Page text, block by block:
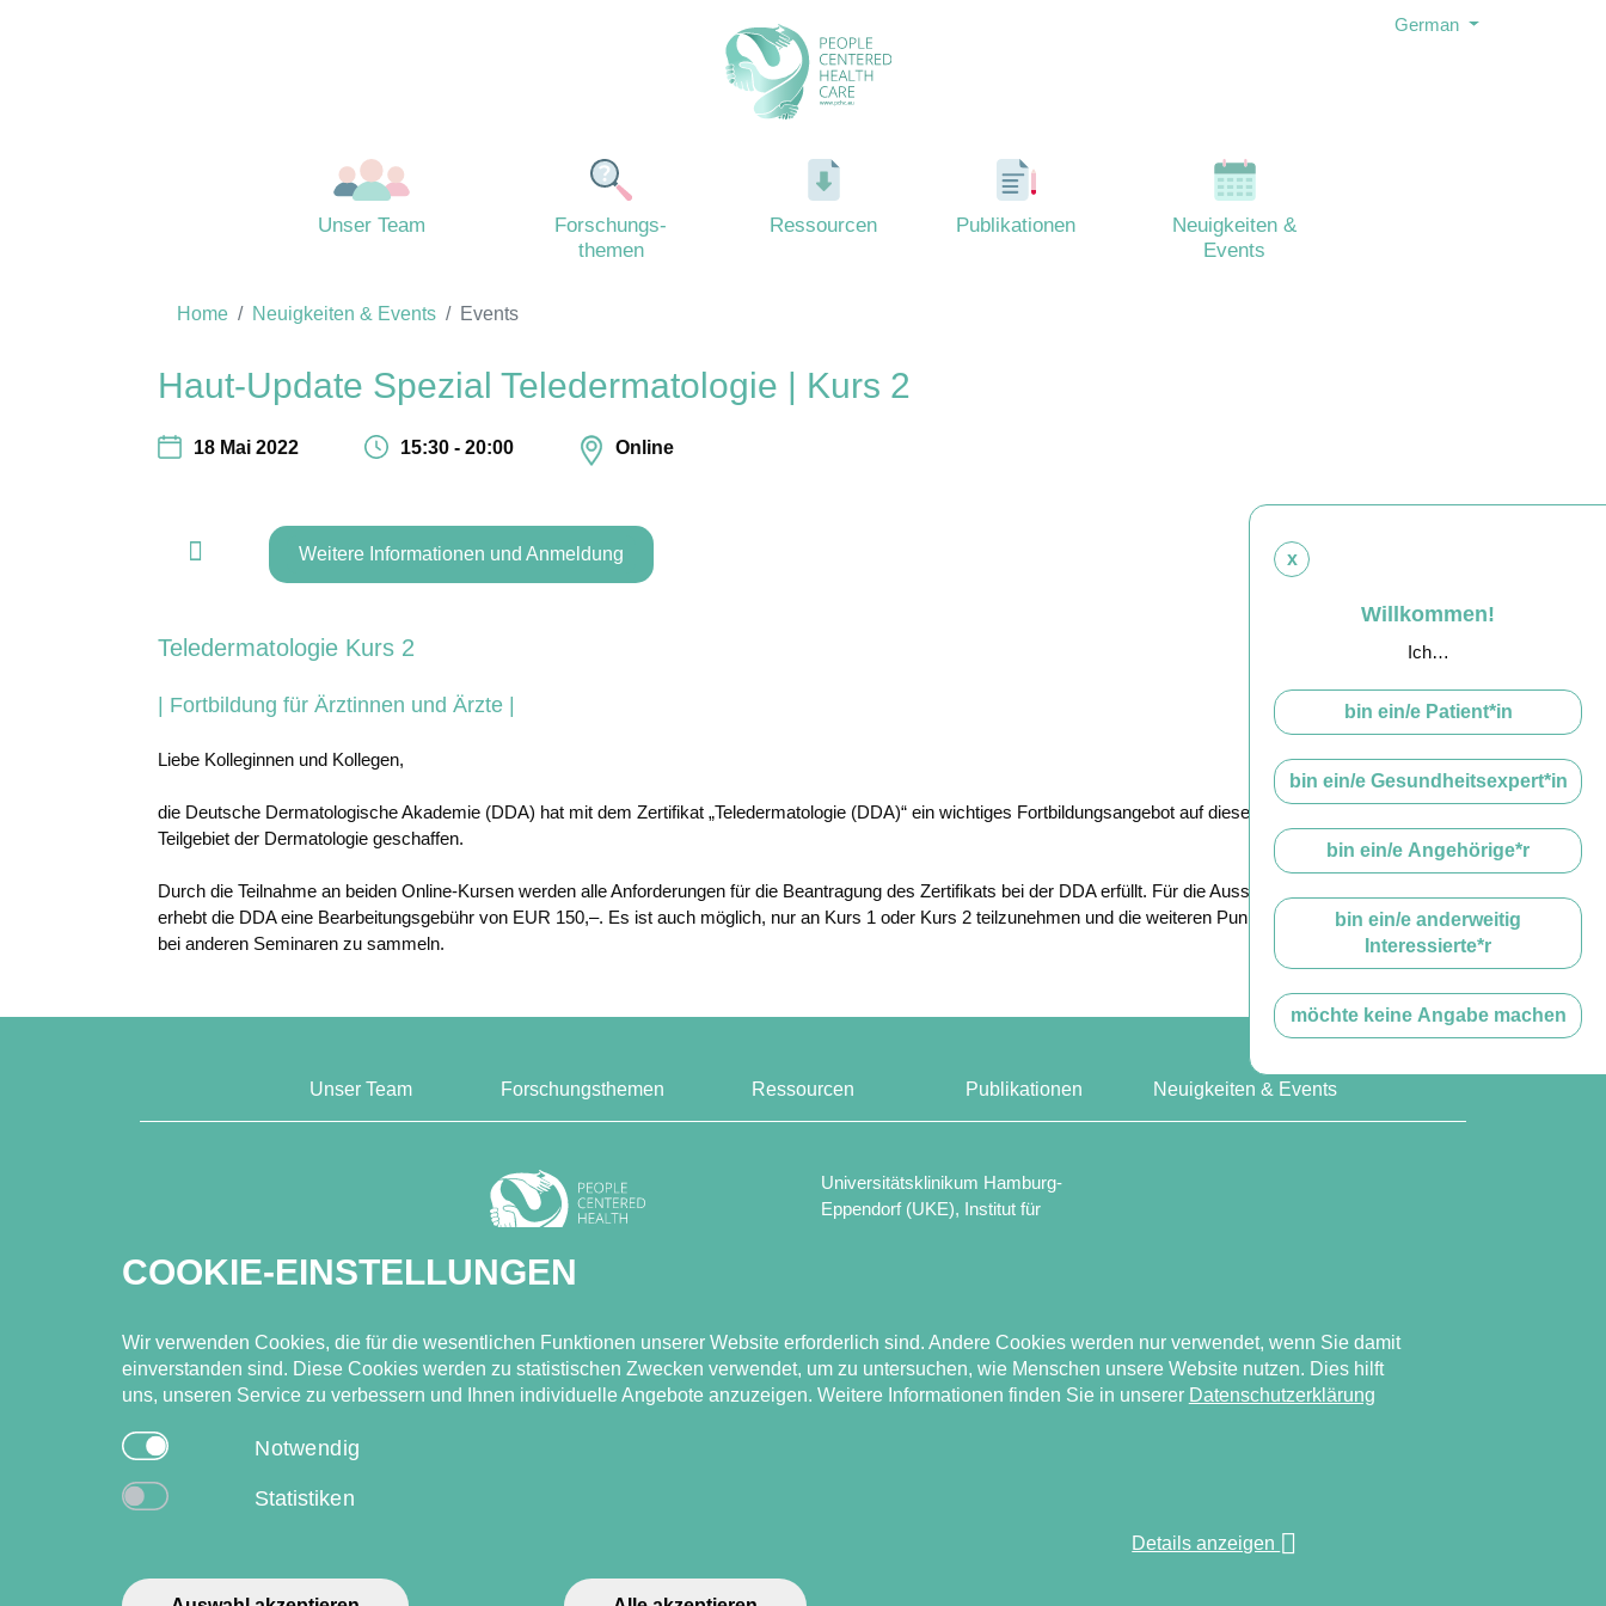
German
Unser Team
Forschungs-
themen
Ressourcen Publikationen
Neuigkeiten &
Events
Home Neuigkeiten & Events Events
Haut-Update Spezial Teledermatologie | Kurs 2
18 Mai 2022 15:30 - 20:00 Online
Weitere Informationen und Anmeldung
Teledermatologie Kurs 2
| Fortbildung für Ärztinnen und Ärzte |
Liebe Kolleginnen und Kollegen,
die Deutsche Dermatologische Akademie (DDA) hat mit dem Zertifikat „Teledermatologie (DDA)“ ein wichtiges Fortbildungsangebot auf diesem zukunftsträchtigen
Teilgebiet der Dermatologie geschaffen.
Durch die Teilnahme an beiden Online-Kursen werden alle Anforderungen für die Beantragung des Zertifikats bei der DDA erfüllt. Für die Ausstellung des Zertifikats
erhebt die DDA eine Bearbeitungsgebühr von EUR 150,–. Es ist auch möglich, nur an Kurs 1 oder Kurs 2 teilzunehmen und die weiteren Punkte für eine Zertifizierung
bei anderen Seminaren zu sammeln.
x
Willkommen!
Ich…
bin ein/e Patient*in
bin ein/e Gesundheitsexpert*in
bin ein/e Angehörige*r
bin ein/e anderweitig
Interessierte*r
möchte keine Angabe machen
COOKIE-EINSTELLUNGEN
Wir verwenden Cookies, die für die wesentlichen Funktionen unserer Website erforderlich sind. Andere Cookies werden nur verwendet, wenn Sie damit
einverstanden sind. Diese Cookies werden zu statistischen Zwecken verwendet, um zu untersuchen, wie Menschen unsere Website nutzen. Dies hilft
uns, unseren Service zu verbessern und Ihnen individuelle Angebote anzuzeigen. Weitere Informationen finden Sie in unserer Datenschutzerklärung
Notwendig
Statistiken
Details anzeigen
Unser Team Forschungsthemen Ressourcen Publikationen Neuigkeiten & Events
Universitätsklinikum Hamburg-
Eppendorf (UKE), Institut für
Dermatologie (CVderm)
PD Dr. Rachel Sommer